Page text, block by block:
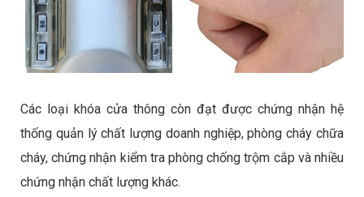
Các loại khóa cửa thông còn đạt được chứng nhận hệ
thống quản lý chất lượng doanh nghiệp, phòng cháy chữa
cháy, chứng nhận kiểm tra phòng chống trộm cắp và nhiều
chứng nhận chất lượng khác.